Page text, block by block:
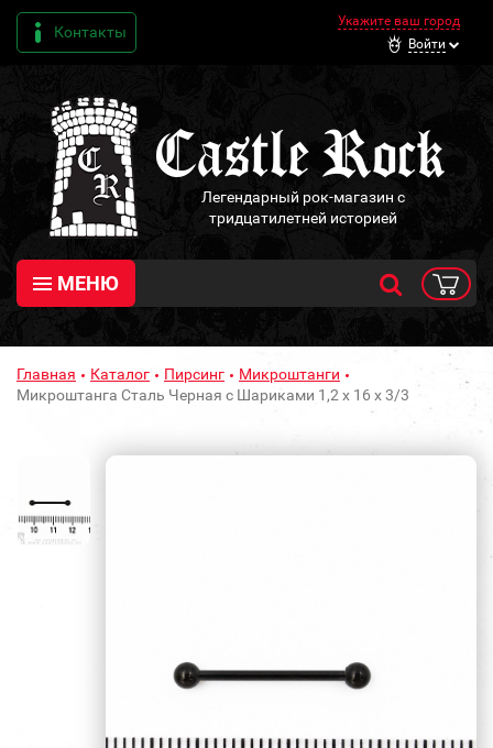
Контакты
Укажите ваш город
Войти
Легендарный рок-магазин с
тридцатилетней историей
МЕНЮ
Главная Каталог Пирсинг
Микроштанги
Микроштанга Сталь Черная с Шариками 1,2 х 16 х 3/3